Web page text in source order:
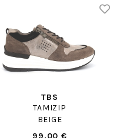
TBS
TAMIZIP
BEIGE